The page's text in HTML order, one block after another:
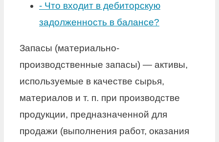
- Что входит в дебиторскую
задолженность в балансе?
Запасы (материально-
производственные запасы) — активы,
используемые в качестве сырья,
материалов и т. п. при производстве
продукции, предназначенной для
продажи (выполнения работ, оказания